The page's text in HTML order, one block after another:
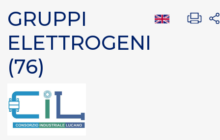
GRUPPI
ELETTROGENI
(76)